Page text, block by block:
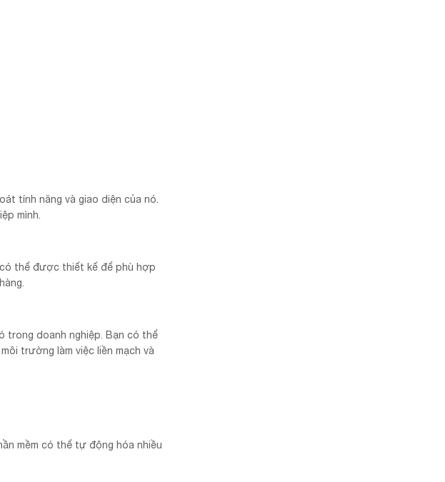
tính năng và giao diện của nó.
mình.
thể được thiết kế để phù hợp
trong doanh nghiệp. Bạn có thể
trường làm việc liền mạch và
mềm có thể tự động hóa nhiều